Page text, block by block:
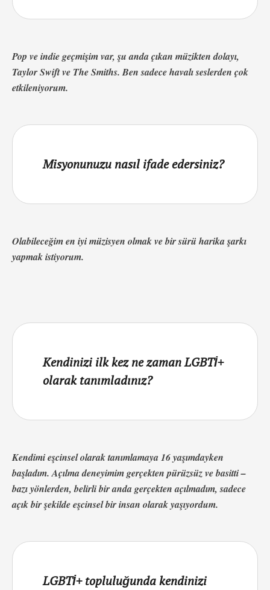
Pop ve indie geçmişim var, şu anda çıkan müzikten dolayı,
Taylor Swift ve The Smiths. Ben sadece havalı seslerden çok
etkileniyorum.
Misyonunuzu nasıl ifade edersiniz?
Olabileceğim en iyi müzisyen olmak ve bir sürü harika şarkı
yapmak istiyorum.
Kendinizi ilk kez ne zaman LGBTİ+
olarak tanımladınız?
Kendimi eşcinsel olarak tanımlamaya 16 yaşımdayken
başladım. Açılma deneyimim gerçekten pürüzsüz ve basitti –
bazı yönlerden, belirli bir anda gerçekten açılmadım, sadece
açık bir şekilde eşcinsel bir insan olarak yaşıyordum.
LGBTİ+ topluluğunda kendinizi